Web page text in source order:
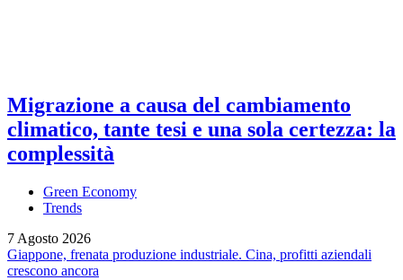
Migrazione a causa del cambiamento
climatico, tante tesi e una sola certezza: la
complessità
Green Economy
Trends
7 Agosto 2026
Giappone, frenata produzione industriale. Cina, profitti aziendali
crescono ancora